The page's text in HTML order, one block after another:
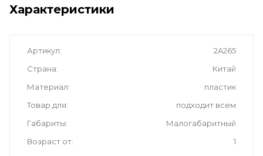
Характеристики
Артикул
2A265
Страна
Китай
Материал
пластик
Товар для
подходит всем
Габариты
Малогабаритный
Возраст от
1